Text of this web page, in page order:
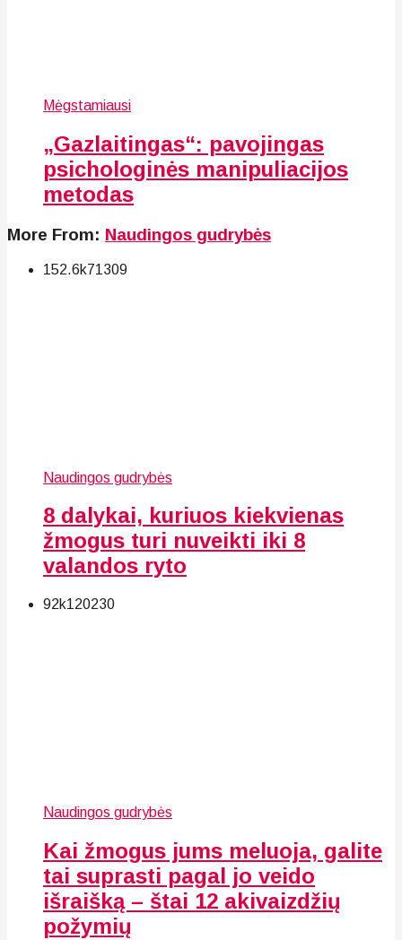
Mėgstamiausi
„Gazlaitingas“: pavojingas
psichologinės manipuliacijos
metodas
More From: Naudingos gudrybės
152.6k71 309
Naudingos gudrybės
8 dalykai, kuriuos kiekvienas
žmogus turi nuveikti iki 8
valandos ryto
92k120230
Naudingos gudrybės
Kai žmogus jums meluoja, galite
tai suprasti pagal jo veido
išraišką – štai 12 akivaizdžių
požymių